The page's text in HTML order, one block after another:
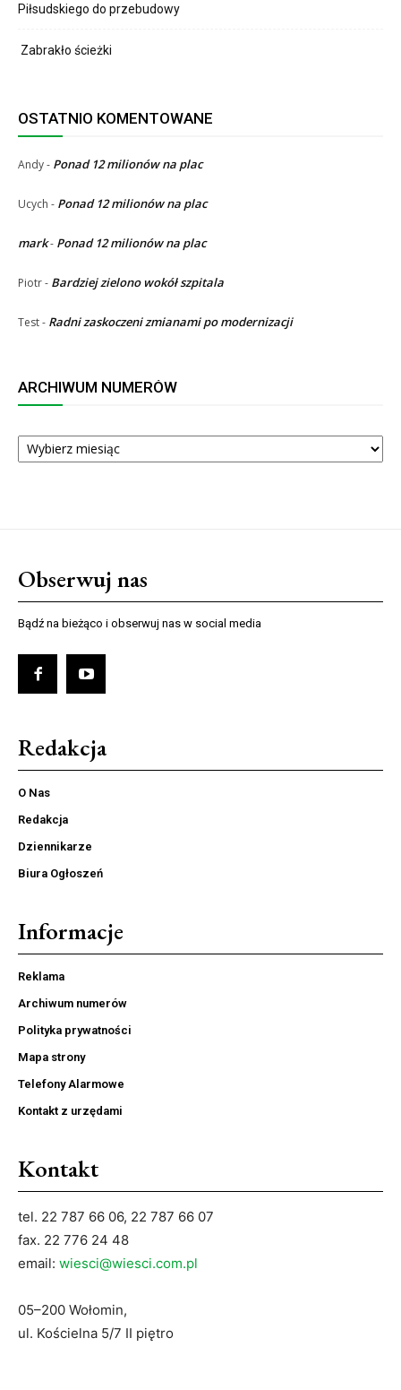
Piłsudskiego do przebudowy
Zabrakło ścieżki
OSTATNIO KOMENTOWANE
Andy- Ponad 12 milionów na plac
Ucych - Ponad 12 milionów na plac
mark- Ponad 12 milionów na plac
Piotr- Bardziej zielono wokół szpitala
Test- Radni zaskoczeni zmianami po modernizacji
ARCHIWUM NUMERÓW
ARCHIWUM
NUMERÓW
Obserwuj nas
Bądź na bieżąco i obserwuj nas w social media
Redakcja
O Nas
Redakcja
Dziennikarze
Biura Ogłoszeń
Informacje
Reklama
Archiwum numerów
Polityka prywatności
Mapa strony
Telefony Alarmowe
Kontakt z urzędami
Kontakt
tel. 22 787 66 06, 22 787 66 07
fax. 22 776 24 48
email: wiesci@wiesci.com.pl
05–200 Wołomin,
ul. Kościelna 5/7 II piętro